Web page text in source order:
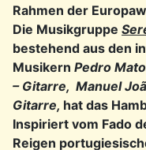
Rahmen der
Die Musikgruppe
bestehend aus den
Musikern Pedro
– Gitarre, Manuel
Gitarre, hat das
Inspiriert vom Fado
Reigen